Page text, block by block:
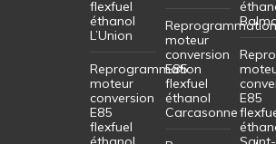
flexfuel
éthanol
L’Union
Reprogrammation
moteur
conversion
E85
flexfuel
Reprogrammation
moteur
conversion
E85
flexfuel
éthanol
Carcasonne
E85